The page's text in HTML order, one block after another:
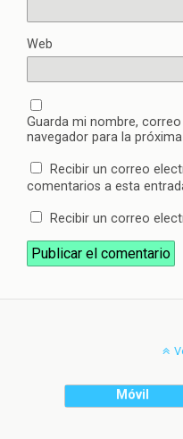
Web
Guarda mi nombre,
navegador para la
Recibir un correo
comentarios a esta
Recibir un correo
Móvil